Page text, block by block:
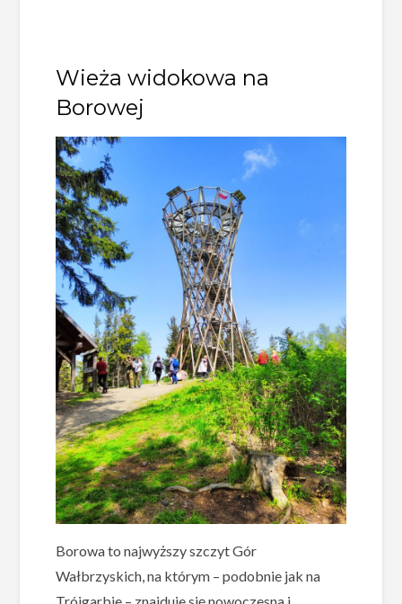
Wieża widokowa na
Borowej
Borowa to najwyższy szczyt Gór
Wałbrzyskich, na którym – podobnie jak na